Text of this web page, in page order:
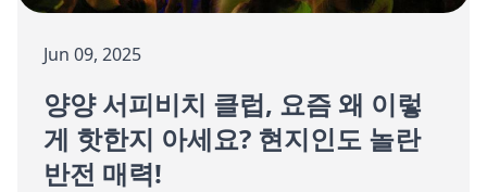
Jun 09, 2025
양양 서피비치 클럽, 요즘 왜 이렇
게 핫한지 아세요? 현지인도 놀란
반전 매력!